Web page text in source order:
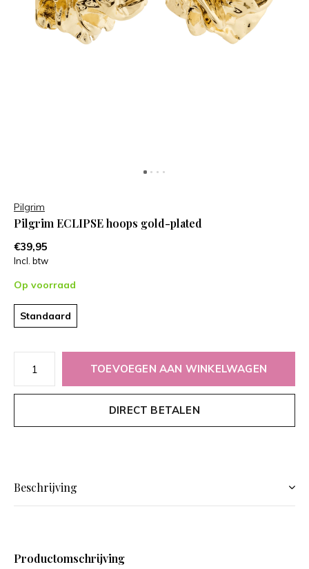
Pilgrim
Pilgrim ECLIPSE hoops gold-plated
€39,95
Incl. btw
Op voorraad
Standaard
TOEVOEGEN AAN WINKELWAGEN
DIRECT BETALEN
Beschrijving
Productomschrijving